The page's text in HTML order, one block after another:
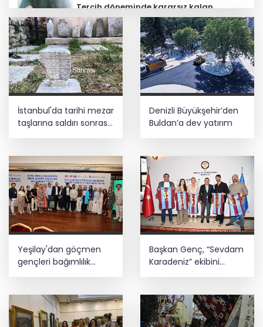
Tercih döneminde kararsız kalan
gençlere bilimsel yol haritası... Halen
kararsızsanız bu testi çözün!
Bursa Büyükşehir Harmancık’ta da
yolları yeniliyor
Çocuk adalet sisteminde yeni dönem
Esnaf odalarından ortak açıklama
İstanbul'da tarihi mezar
taşlarına saldırı sonrası
Denizli Büyükşehir’den
Buldan’a dev yatırım
Yeşilay'dan göçmen
gençleri bağımlılık
risklerinden koruyacak
Başkan Genç, “Sevdam
Karadeniz” ekibini
ağırladı! Film Festivali